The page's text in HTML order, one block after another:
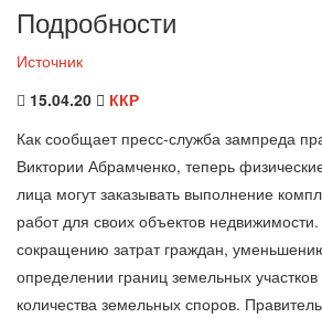
Подробности
Источник
15.04.20
ККР
Как сообщает пресс-служба зампреда
Виктории Абрамченко, теперь
лица могут заказывать выполнение
работ для своих объектов
сокращению затрат граждан,
определении границ земельных
количества земельных споров.